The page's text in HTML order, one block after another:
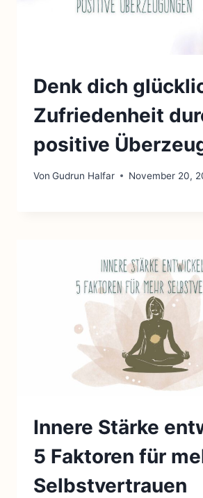
Denk dich
Zufriedenheit
positive
Von Gudrun Halfar November 20,
Innere Stärke
5 Faktoren für
Selbstvertrauen